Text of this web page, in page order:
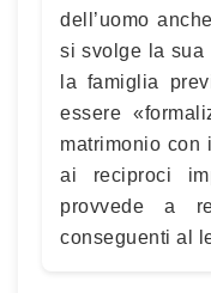
dell’uomo
si svolge la sua
la famiglia
essere
matrimonio
ai reciproci
provvede a
conseguenti al